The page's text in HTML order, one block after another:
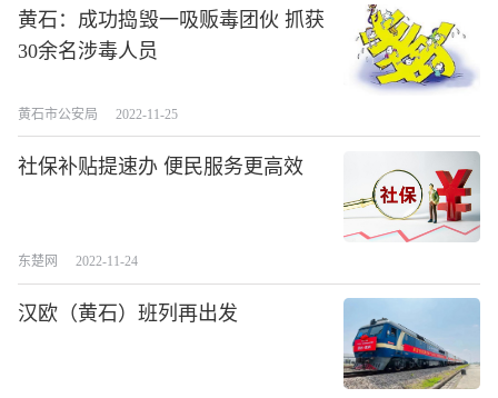
黄石：成功捣毁一吸贩毒团伙 抓获
30余名涉毒人员
黄石市公安局 2022-11-25
社保补贴提速办 便民服务更高效
东楚网 2022-11-24
汉欧（黄石）班列再出发